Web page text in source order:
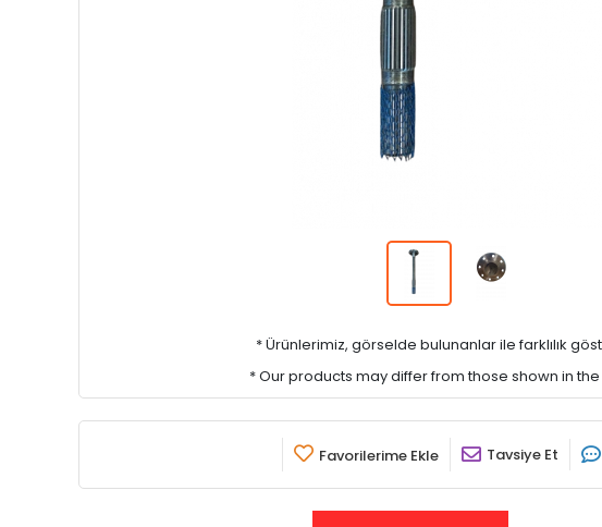
* Ürünlerimiz, görselde bulunanlar ile farklılık
* Our products may differ from those shown in
Favorilerime Ekle Tavsiye Et